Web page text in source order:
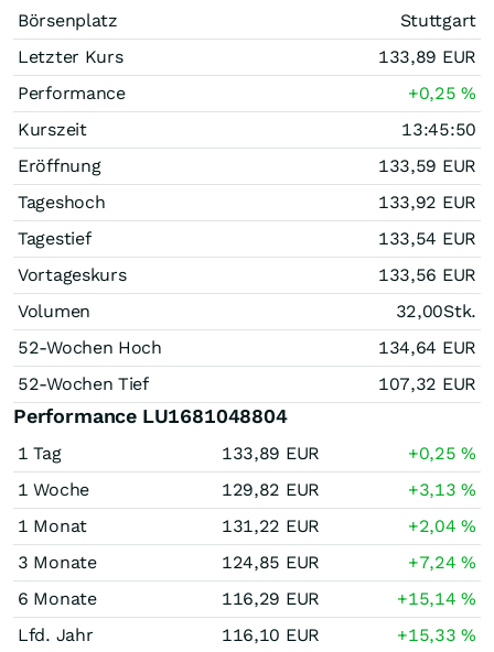
Börsenplatz
Stuttgart
Letzter Kurs
133,89 EUR
Performance
+0,25%
Kurszeit
13:45:50
Eröffnung
133,59 EUR
Tageshoch
133,92 EUR
Tagestief
133,54 EUR
Vortageskurs
133,56 EUR
Volumen
32,00Stk.
52-Wochen Hoch
134,64 EUR
52-Wochen Tief
107,32 EUR
Performance LU1681048804
1 Tag 133,89 EUR +0,25%
1 Woche
129,82 EUR +3,13%
1 Monat
131,22 EUR +2,04%
3 Monate
124,85 EUR +7,24%
6 Monate
116,29 EUR +15,14%
Lfd. Jahr
116,10 EUR +15,33%